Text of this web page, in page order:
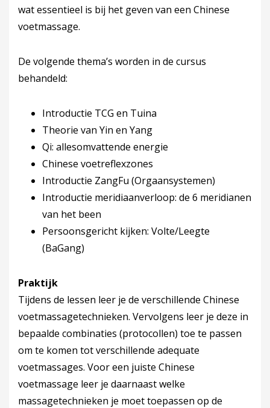
wat essentieel is bij het geven van een Chinese
voetmassage.
De volgende thema’s worden in de cursus
behandeld:
Introductie TCG en Tuina
Theorie van Yin en Yang
Qi: allesomvattende energie
Chinese voetreflexzones
Introductie ZangFu (Orgaansystemen)
Introductie meridiaanverloop: de 6 meridianen
van het been
Persoonsgericht kijken: Volte/Leegte
(BaGang)
Praktijk
Tijdens de lessen leer je de verschillende Chinese
voetmassagetechnieken. Vervolgens leer je deze in
bepaalde combinaties (protocollen) toe te passen
om te komen tot verschillende adequate
voetmassages. Voor een juiste Chinese
voetmassage leer je daarnaast welke
massagetechnieken je moet toepassen op de